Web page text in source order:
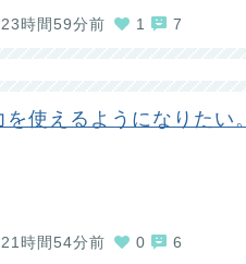
時間59分前 1 7
を使えるようになりたい。
時間54分前 0 6